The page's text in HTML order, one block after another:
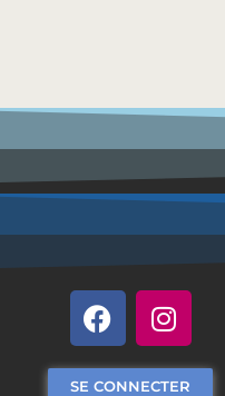
SE CONNECTER